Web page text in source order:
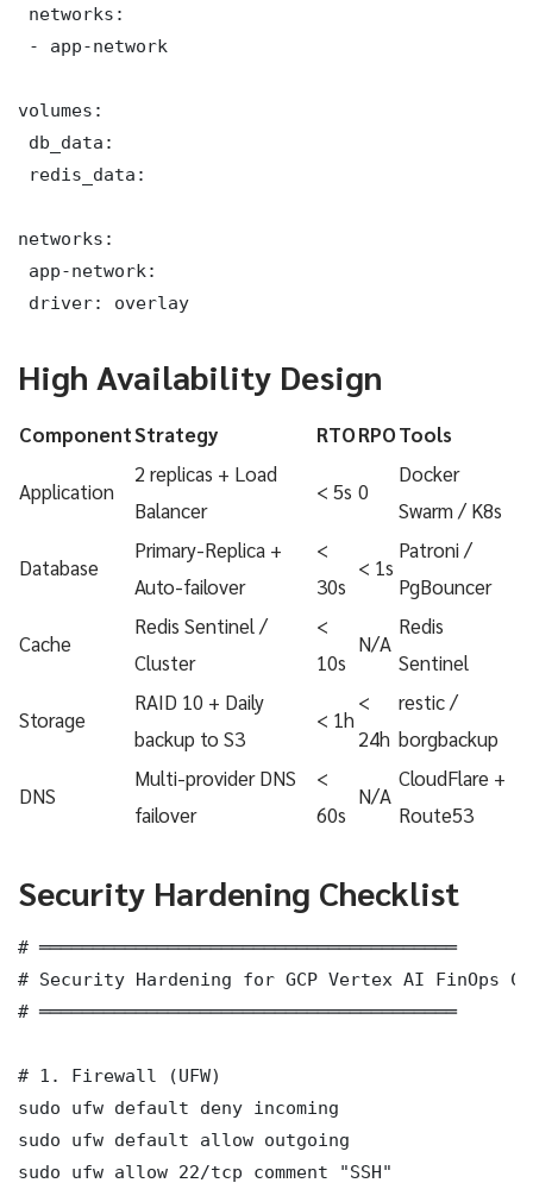
networks:
- app-network
volumes:
db_data:
redis_data:
networks:
app-network:
driver: overlay
High Availability Design
ComponentStrategy RTORPOTools
Application
2 replicas + Load
Balancer
< 5s 0
Docker
Swarm / K8s
Database
Primary-Replica +
Auto-failover
<
30s
< 1s
Patroni /
PgBouncer
Cache
Redis Sentinel /
Cluster
<
10s
N/A
Redis
Sentinel
Storage
RAID 10 + Daily
backup to S3
< 1h
<
24h
restic /
borgbackup
DNS
Multi-provider DNS
failover
<
60s
N/A
CloudFlare +
Route53
Security Hardening Checklist
# ═══════════════════════════════════════
# Security Hardening for GCP Vertex AI FinOps
# ═══════════════════════════════════════
# 1. Firewall (UFW)
sudo ufw default deny incoming
sudo ufw default allow outgoing
sudo ufw allow 22/tcp comment "SSH"